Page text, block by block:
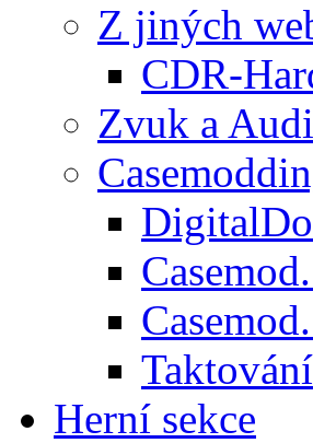
Z jiných
CDR-
Zvuk a
Taktování
Herní sekce